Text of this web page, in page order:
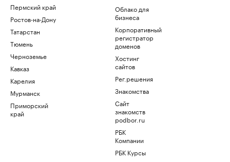
Пермский край
Ростов-на-Дону
Татарстан
Тюмень
Черноземье
Кавказ
Карелия
Мурманск
Приморский
край
Облако для
бизнеса
Корпоративный
регистратор
доменов
Хостинг
сайтов
Рег.решения
Знакомства
Сайт
знакомств
podbor.ru
РБК
Компании
РБК Курсы